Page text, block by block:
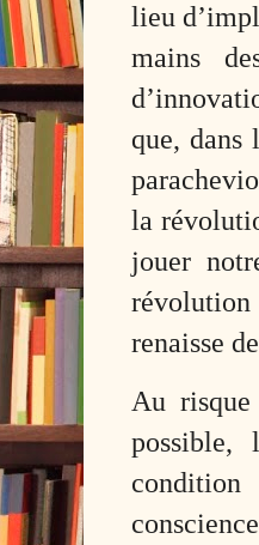
lieu
mains
que, dans
la
jouer
renaisse
Au